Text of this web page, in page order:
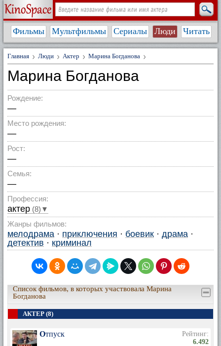
Фильмы Мультфильмы Сериалы Люди Читать
Главная Люди Актер Марина Богданова
Марина Богданова
Рождение:
—
Место рождения:
—
Рост:
—
Семья:
—
Профессия:
актер (8)▼
Жанры фильмов:
мелодрама · приключения · боевик · драма ·
детектив · криминал
Список фильмов, в которых участвовала Марина
Богданова
АКТЕР (8)
Отпуск
Рейтинг:
6.492